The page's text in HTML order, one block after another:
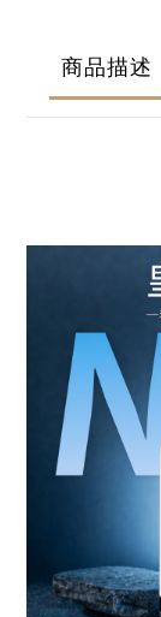
商品描述